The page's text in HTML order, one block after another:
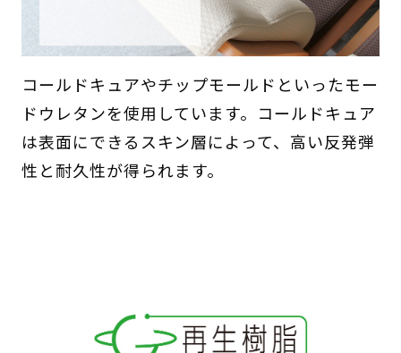
コールドキュアやチップモールドといったモー
ドウレタンを使用しています。コールドキュア
は表面にできるスキン層によって、高い反発弾
性と耐久性が得られます。